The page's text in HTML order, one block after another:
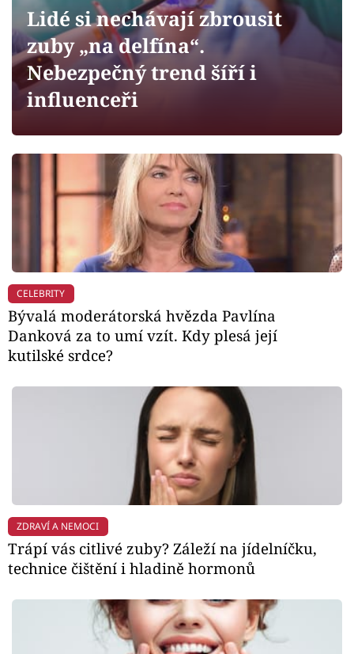
Sledujte prima+
Filmový festival Karlovy Vary
Mámy sobě
Přihlášení
Sledujte nás
Lidé si nechávají zbrousit
zuby „na delfína“.
Nebezpečný trend šíří i
influenceři
CELEBRITY
Bývalá moderátorská hvězda Pavlína
Danková za to umí vzít. Kdy plesá její
kutilské srdce?
ZDRAVÍ A NEMOCI
Trápí vás citlivé zuby? Záleží na jídelníčku,
technice čištění i hladině hormonů